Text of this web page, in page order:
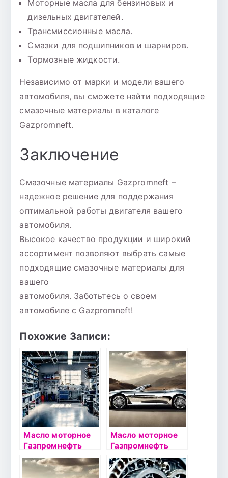
Моторные масла для бензиновых и
дизельных двигателей.
Трансмиссионные масла.
Смазки для подшипников и шарниров.
Тормозные жидкости.
Независимо от марки и модели вашего
автомобиля, вы сможете найти подходящие
смазочные материалы в каталоге
Gazpromneft.
Заключение
Смазочные материалы Gazpromneft –
надежное решение для поддержания
оптимальной работы двигателя вашего
автомобиля.
Высокое качество продукции и широкий
ассортимент позволяют выбрать самые
подходящие смазочные материалы для
вашего
автомобиля. Заботьтесь о своем
автомобиле с Gazpromneft!
Похожие Записи:
Масло моторное
Газпромнефть
Premium L 5W40
4л
Масло моторное
Газпромнефть
Premium C3 5W30
4л